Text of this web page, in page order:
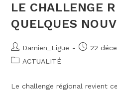
LE CHALLENGE
QUELQUES
Auteur/autrice
de
Damien_Ligue
Publication
22
PostACTUALITÉ
Le challenge régional revient